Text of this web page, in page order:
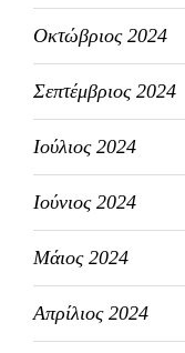
Οκτώβριος 2024
Σεπτέμβριος 2024
Ιούλιος 2024
Ιούνιος 2024
Μάιος 2024
Απρίλιος 2024